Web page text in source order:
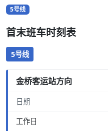
5号线
首末班车时刻表
5号线
金桥客运站方向
日期
工作日